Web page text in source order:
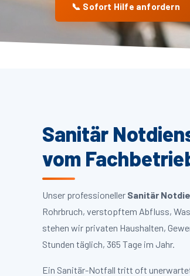
📞 Sofort Hilfe anfordern
Sanitär
vom
Unser professioneller Sanitär
Rohrbruch, verstopftem Abfluss,
stehen wir privaten Haushalten,
Stunden täglich, 365 Tage im Jahr.
Ein Sanitär-Notfall tritt oft